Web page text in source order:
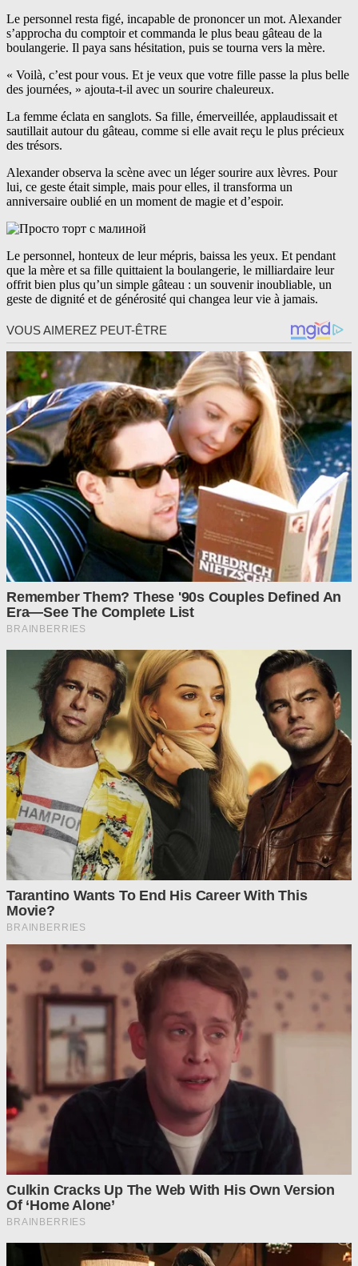
Le personnel resta figé, incapable de prononcer un mot. Alexander
s’approcha du comptoir et commanda le plus beau gâteau de la
boulangerie. Il paya sans hésitation, puis se tourna vers la mère.
« Voilà, c’est pour vous. Et je veux que votre fille passe la plus belle
des journées, » ajouta-t-il avec un sourire chaleureux.
La femme éclata en sanglots. Sa fille, émerveillée, applaudissait et
sautillait autour du gâteau, comme si elle avait reçu le plus précieux
des trésors.
Alexander observa la scène avec un léger sourire aux lèvres. Pour
lui, ce geste était simple, mais pour elles, il transforma un
anniversaire oublié en un moment de magie et d’espoir.
Le personnel, honteux de leur mépris, baissa les yeux. Et pendant
que la mère et sa fille quittaient la boulangerie, le milliardaire leur
offrit bien plus qu’un simple gâteau : un souvenir inoubliable, un
geste de dignité et de générosité qui changea leur vie à jamais.